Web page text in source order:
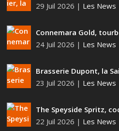
29 Juil 2026 | Les News
Connemara Gold,
24 Juil 2026 | Les News
Brasserie Dupont, la
23 Juil 2026 | Les News
The Speyside Spritz,
22 Juil 2026 | Les News